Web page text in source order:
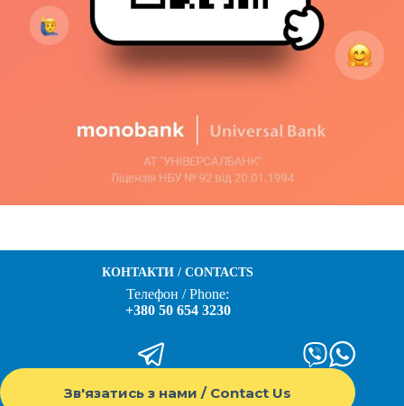
КОНТАКТИ / CONTACTS
Телефон / Phone:
+380 50 654 3230
Зв'язатись з нами / Contact Us